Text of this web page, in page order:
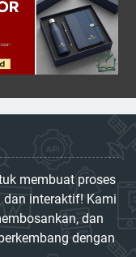
membuat proses
dan interaktif! Kami
dan
dengan